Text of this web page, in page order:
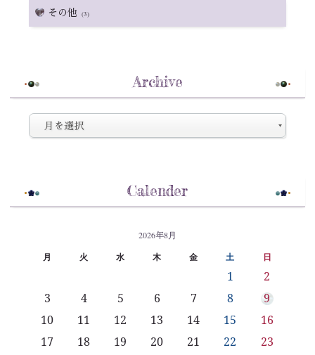
その他 (3)
Archive
Calender
2026年8月
月 火 水 木 金 土 日
1
2
3
4 5 6 7 8
9
10
11 12 13 14 15
16
17
18 19 20 21 22
23